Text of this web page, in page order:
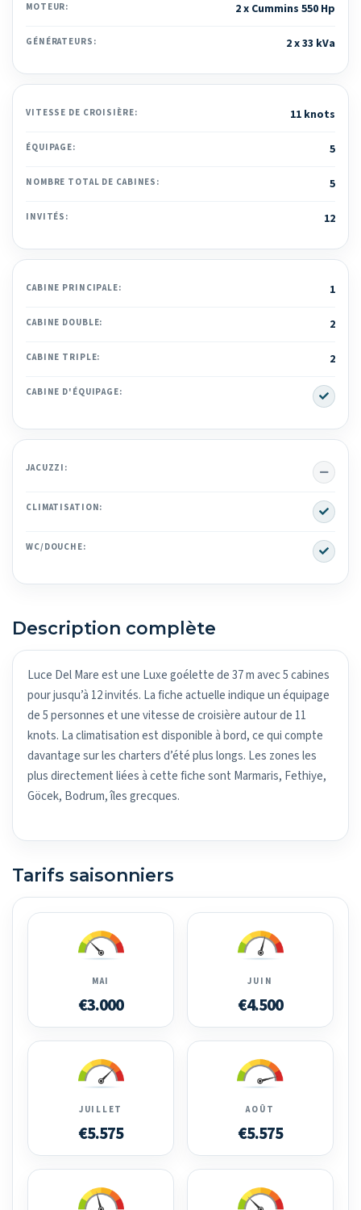
MOTEUR: 2 x Cummins 550 Hp
GÉNÉRATEURS: 2 x 33 kVa
VITESSE DE CROISIÈRE: 11 knots
ÉQUIPAGE: 5
NOMBRE TOTAL DE CABINES: 5
INVITÉS: 12
CABINE PRINCIPALE: 1
CABINE DOUBLE: 2
CABINE TRIPLE: 2
CABINE D'ÉQUIPAGE: Yes
JACUZZI: No
CLIMATISATION: Yes
WC/DOUCHE: Yes
Description complète
Luce Del Mare est une Luxe goélette de 37 m avec 5 cabines
pour jusqu’à 12 invités. La fiche actuelle indique un équipage
de 5 personnes et une vitesse de croisière autour de 11
knots. La climatisation est disponible à bord, ce qui compte
davantage sur les charters d’été plus longs. Les zones les
plus directement liées à cette fiche sont Marmaris, Fethiye,
Göcek, Bodrum, îles grecques.
Tarifs saisonniers
MAI
€3.000
JUIN
€4.500
JUILLET
€5.575
AOÛT
€5.575